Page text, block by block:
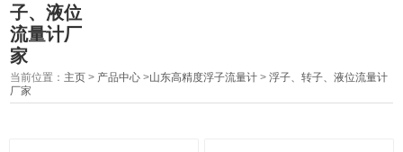
子、液位
流量计厂
家
当前位置： 主页 > 产品中心 >山东高精度浮子流量计 >浮子、转子、液位流量计
厂家